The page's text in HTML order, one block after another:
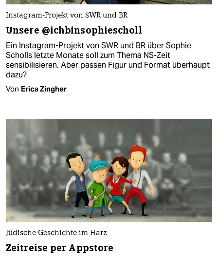
Instagram-Projekt von SWR und BR
Unsere @ichbin­sophie­scholl
Ein Instagram-Projekt von SWR und BR über Sophie
Scholls letzte Monate soll zum Thema NS-Zeit
sensibilisieren. Aber passen Figur und Format überhaupt
dazu?
Von Erica Zingher
Jüdische Geschichte im Harz
Zeitreise per Appstore